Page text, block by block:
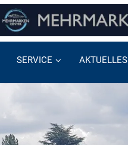
SERVICE AKTUELLES